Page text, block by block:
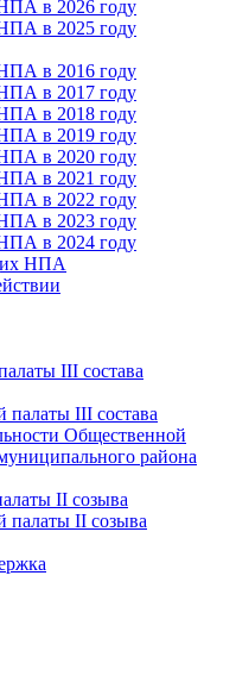
в 2026 году
в 2025 году
в 2016 году
в 2017 году
в 2018 году
в 2019 году
в 2020 году
в 2021 году
в 2022 году
в 2023 году
в 2024 году
НПА
III состава
III состава
Общественной
района
II созыва
палаты II созыва